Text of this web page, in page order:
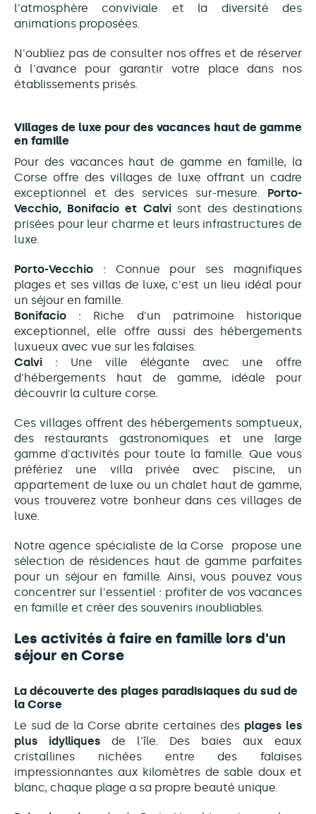
l'atmosphère conviviale et la diversité des
animations proposées.
N'oubliez pas de consulter nos offres et de réserver
à l'avance pour garantir votre place dans nos
établissements prisés.
Villages de luxe pour des vacances haut de gamme
en famille
Pour des vacances haut de gamme en famille, la
Corse offre des villages de luxe offrant un cadre
exceptionnel et des services sur-mesure. Porto-
Vecchio, Bonifacio et Calvi sont des destinations
prisées pour leur charme et leurs infrastructures de
luxe.
Porto-Vecchio : Connue pour ses magnifiques
plages et ses villas de luxe, c'est un lieu idéal pour
un séjour en famille.
Bonifacio : Riche d'un patrimoine historique
exceptionnel, elle offre aussi des hébergements
luxueux avec vue sur les falaises.
Calvi : Une ville élégante avec une offre
d'hébergements haut de gamme, idéale pour
découvrir la culture corse.
Ces villages offrent des hébergements somptueux,
des restaurants gastronomiques et une large
gamme d'activités pour toute la famille. Que vous
préfériez une villa privée avec piscine, un
appartement de luxe ou un chalet haut de gamme,
vous trouverez votre bonheur dans ces villages de
luxe.
Notre agence spécialiste de la Corse propose une
sélection de résidences haut de gamme parfaites
pour un séjour en famille. Ainsi, vous pouvez vous
concentrer sur l'essentiel : profiter de vos vacances
en famille et créer des souvenirs inoubliables.
Les activités à faire en famille lors d'un
séjour en Corse
La découverte des plages paradisiaques du sud de
la Corse
Le sud de la Corse abrite certaines des plages les
plus idylliques de l'île. Des baies aux eaux
cristallines nichées entre des falaises
impressionnantes aux kilomètres de sable doux et
blanc, chaque plage a sa propre beauté unique.